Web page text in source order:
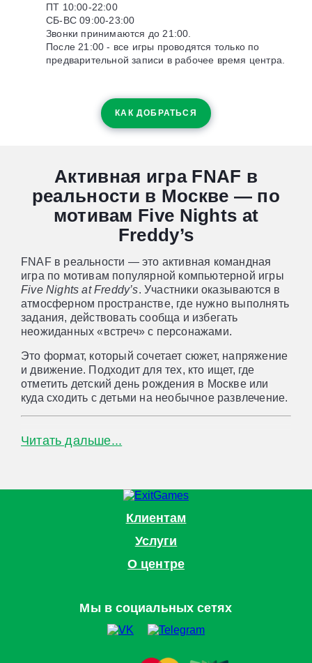
ПТ 10:00-22:00
СБ-ВС 09:00-23:00
Звонки принимаются до 21:00.
После 21:00 - все игры проводятся только по
предварительной записи в рабочее время центра.
КАК ДОБРАТЬСЯ
Активная игра FNAF в
реальности в Москве — по
мотивам Five Nights at
Freddy’s
FNAF в реальности — это активная командная
игра по мотивам популярной компьютерной игры
Five Nights at Freddy’s. Участники оказываются в
атмосферном пространстве, где нужно выполнять
задания, действовать сообща и избегать
неожиданных «встреч» с персонажами.
Это формат, который сочетает сюжет, напряжение
и движение. Подходит для тех, кто ищет, где
отметить детский день рождения в Москве или
куда сходить с детьми на необычное развлечение.
Формат игры: FNAF в реальной
Игроки попадают в пространство с элементами
хоррора, где важно сохранять внимание, быстро
реагировать и работать в команде.
активные задания и перемещения
элементы неожиданности и напряжения
Игра построена так, чтобы участники постоянно
Читать дальше...
Клиентам
Услуги
О центре
Мы в социальных сетях